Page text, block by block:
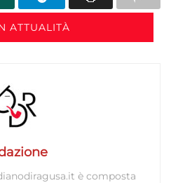
ATTUALITÀ
è composta